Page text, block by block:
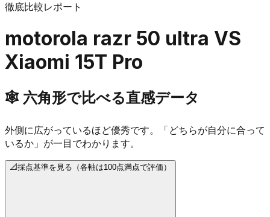
徹底比較レポート
motorola razr 50 ultra VS
Xiaomi 15T Pro
🕸️ 六角形で比べる直感データ
外側に広がっているほど優秀です。「どちらが自分に合って
いるか」が一目でわかります。
📐採点基準を見る（各軸は100点満点で評価）